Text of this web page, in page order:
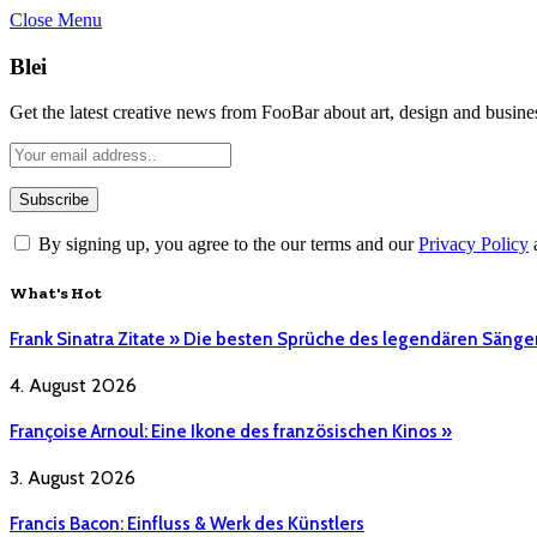
Close Menu
Blei
Get the latest creative news from FooBar about art, design and
By signing up, you agree to the our terms and ourPrivacy Policy
What's Hot
Frank Sinatra Zitate » Die besten Sprüche des legendären
4. August 2026
Françoise Arnoul: Eine Ikone des französischen Kinos »
3. August 2026
Francis Bacon: Einfluss & Werk des Künstlers